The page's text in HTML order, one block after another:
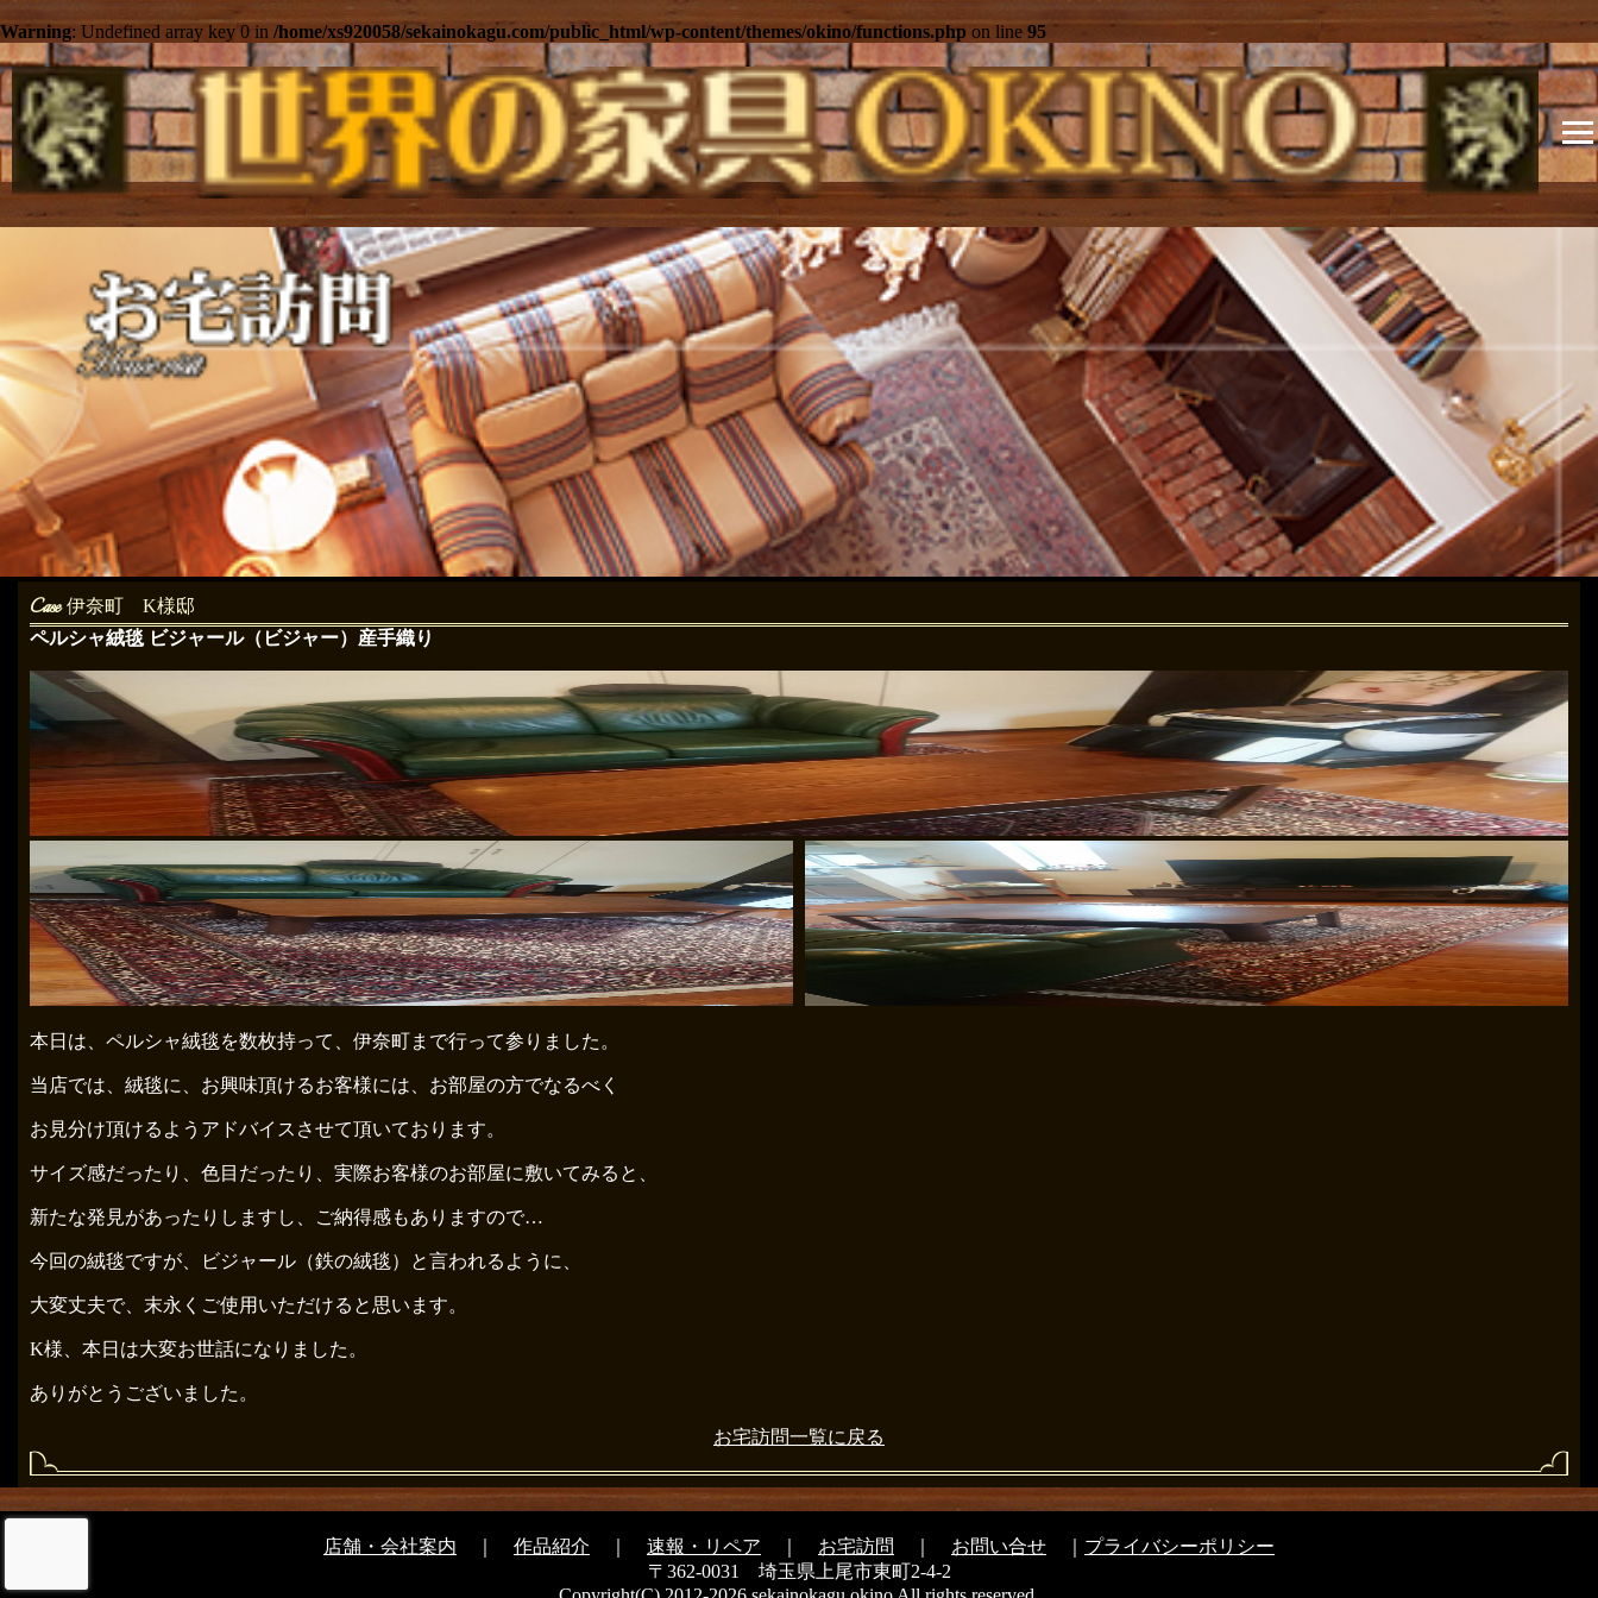
Warning: Undefined array key 0 in /home/xs920058/sekainokagu.com/public_html/wp-content/themes/okino/functions.php on line 95
伊奈町 K様邸
ペルシャ絨毯 ビジャール（ビジャー）産手織り
本日は、ペルシャ絨毯を数枚持って、伊奈町まで行って参りました。
当店では、絨毯に、お興味頂けるお客様には、お部屋の方でなるべく
お見分け頂けるようアドバイスさせて頂いております。
サイズ感だったり、色目だったり、実際お客様のお部屋に敷いてみると、
新たな発見があったりしますし、ご納得感もありますので…
今回の絨毯ですが、ビジャール（鉄の絨毯）と言われるように、
大変丈夫で、末永くご使用いただけると思います。
K様、本日は大変お世話になりました。
ありがとうございました。
お宅訪問一覧に戻る
店舗・会社案内 作品紹介 速報・リペア お宅訪問 お問い合せ
プライバシーポリシー
〒362-0031 埼玉県上尾市東町2-4-2